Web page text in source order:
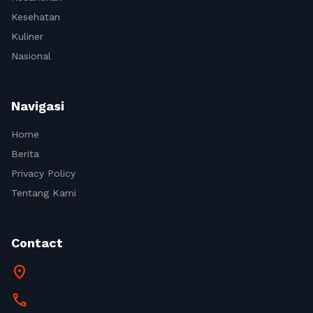
Kesehatan
Kuliner
Nasional
Navigasi
Home
Berita
Privacy Policy
Tentang Kami
Contact
location_on
call